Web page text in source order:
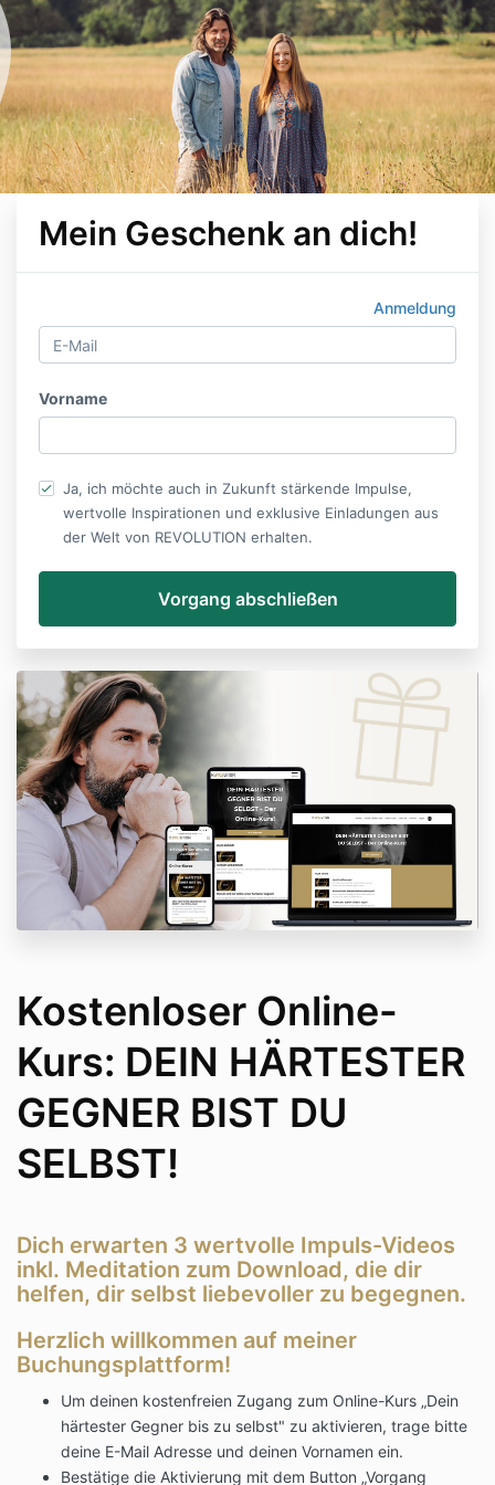
Mein Geschenk an dich!
Anmeldung
Vorname
Ja, ich möchte auch in Zukunft stärkende Impulse,
wertvolle Inspirationen und exklusive Einladungen aus
der Welt von REVOLUTION erhalten.
Kostenloser Online-
Kurs: DEIN HÄRTESTER
GEGNER BIST DU
SELBST!
Dich erwarten 3 wertvolle Impuls-Videos
inkl. Meditation zum Download, die dir
helfen, dir selbst liebevoller zu begegnen.
Herzlich willkommen auf meiner
Buchungsplattform!
Um deinen kostenfreien Zugang zum Online-Kurs „Dein
härtester Gegner bis zu selbst" zu aktivieren, trage bitte
deine E-Mail Adresse und deinen Vornamen ein.
Bestätige die Aktivierung mit dem Button „Vorgang